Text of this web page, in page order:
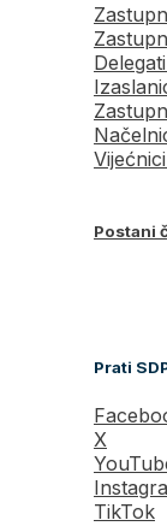
Postani
Prati
X
TikTok